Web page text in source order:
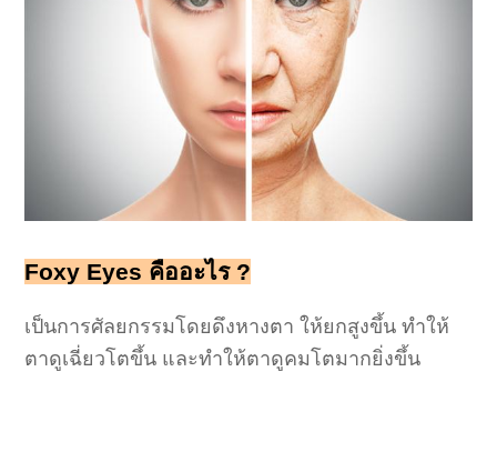
Foxy Eyes คืออะไร ?
เป็นการศัลยกรรมโดยดึงหางตา ให้ยกสูงขึ้น ทำให้
ตาดูเฉี่ยวโตขึ้น และทำให้ตาดูคมโตมากยิ่งขึ้น